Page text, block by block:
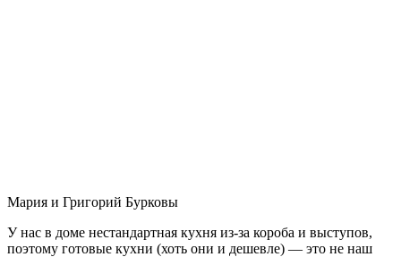
Мария и Григорий Бурковы
У нас в доме нестандартная кухня из-за короба и выступов,
поэтому готовые кухни (хоть они и дешевле) — это не наш